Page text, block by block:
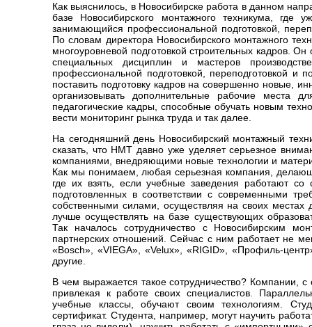
Как выяснилось, в Новосибирске работа в данном
базе Новосибирского монтажного техникума, где
занимающийся профессиональной подготовкой,
По словам директора Новосибирского монтажного
многоуровневой подготовкой строительных кадров.
специальных дисциплин и мастеров
профессиональной подготовкой, переподготовкой
поставить подготовку кадров на совершенно новые,
организовывать дополнительные рабочие места
педагогические кадры, способные обучать новым
вести мониторинг рынка труда и так далее.
На сегодняшний день Новосибирский монтажный
сказать, что НМТ давно уже уделяет серьезное
компаниями, внедряющими новые технологии и
Как мы понимаем, любая серьезная компания,
где их взять, если учебные заведения работают
подготовленных в соответствии с современными
собственными силами, осуществляя на своих местах
лучше осуществлять на базе существующих
Так началось сотрудничество с Новосибирским
партнерских отношений. Сейчас с ним работает не
«Bosch», «VIEGA», «Velux», «RIGID», «Профиль-
другие.
В чем выражается такое сотрудничество? Компании,
привлекая к работе своих специалистов.
учебные классы, обучают своим технологиям.
сертификат. Студента, например, могут научить